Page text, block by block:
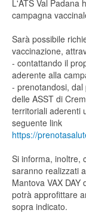
L'ATS Val Padana
campagna
Sarà possibile
vaccinazione,
- contattando il
aderente alla
- prenotandosi, dal
delle ASST di
territoriali aderenti
seguente link
https://
Si informa, inoltre,
saranno realizzati
Mantova VAX
potrà approfittare
sopra indicato.